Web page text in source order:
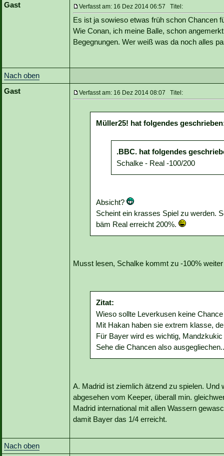
Gast
Verfasst am: 16 Dez 2014 06:57 Titel:
Es ist ja sowieso etwas früh schon Chancen
Wie Conan, ich meine Balle, schon
Begegnungen. Wer weiß was da noch alles
Nach oben
Gast
Verfasst am: 16 Dez 2014 08:07 Titel:
Müller25! hat folgendes
.BBC. hat folgendes
Schalke - Real -100/200
Absicht?
Scheint ein krasses Spiel zu werden.
bäm Real erreicht 200%.
Musst lesen, Schalke kommt zu -100%
Zitat:
Wieso sollte Leverkusen keine
Mit Hakan haben sie extrem klasse,
Für Bayer wird es wichtig,
Sehe die Chancen also ausgegliechen..
A. Madrid ist ziemlich ätzend zu spielen. Und
abgesehen vom Keeper, überall min.
Madrid international mit allen Wassern
damit Bayer das 1/4 erreicht.
Nach oben